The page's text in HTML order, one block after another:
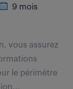
9 mois
vous assurez
le périmètre